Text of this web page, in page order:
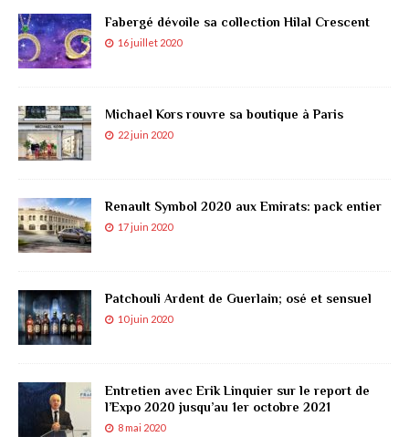
Fabergé dévoile sa collection Hilal Crescent
16 juillet 2020
Michael Kors rouvre sa boutique à Paris
22 juin 2020
Renault Symbol 2020 aux Emirats: pack entier
17 juin 2020
Patchouli Ardent de Guerlain; osé et sensuel
10 juin 2020
Entretien avec Erik Linquier sur le report de
l’Expo 2020 jusqu’au 1er octobre 2021
8 mai 2020